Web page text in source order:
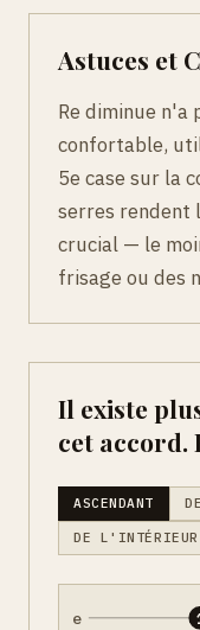
Astuces et
Re diminue n'a
confortable,
5e case sur la
serres rendent
crucial — le
frisage ou des
Il existe
cet accord.
ASCENDANT
DE
e